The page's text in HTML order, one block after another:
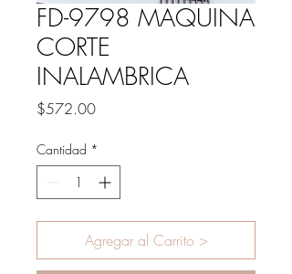
FD-9798 MAQUINA
CORTE
INALAMBRICA
$572.00Precio
Cantidad *
Agregar al Carrito >